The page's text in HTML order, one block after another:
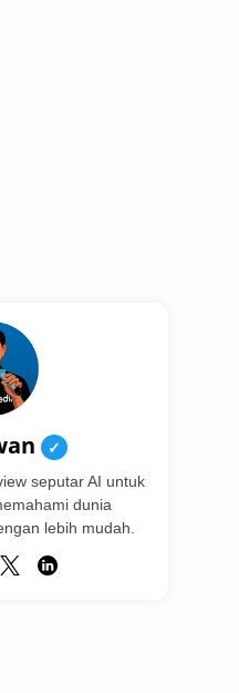
✓
seputar AI untuk
dunia
lebih mudah.